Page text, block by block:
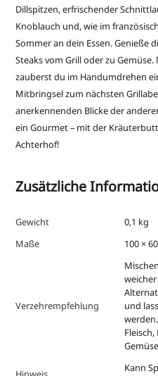
Dillspitzen, erfrischender
Knoblauch und, wie im
Sommer an dein Essen. Genieße
Steaks vom Grill oder zu
zauberst du im Handumdrehen
Mitbringsel zum nächsten
anerkennenden Blicke der
ein Gourmet – mit der
Achterhof!
Zusätzliche
Gewicht
0,1 kg
Maße
100 ×
Verzehrempfehlung
und
Kann